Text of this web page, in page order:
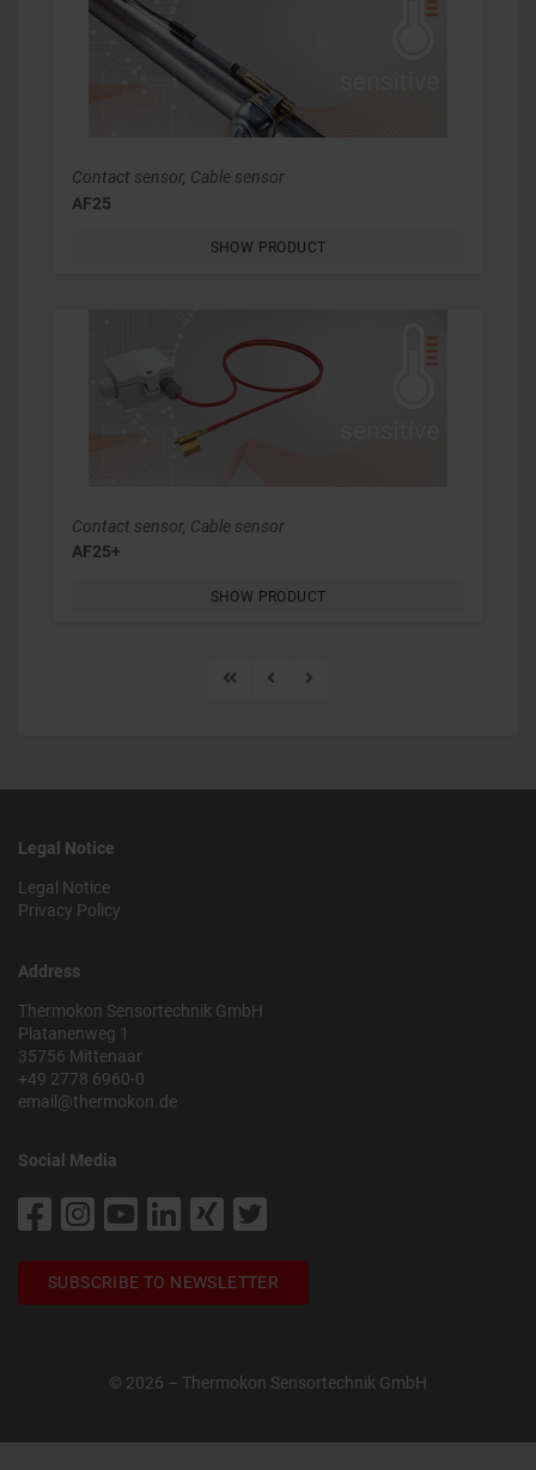
Contact sensor, Cable sensor
AF25
SHOW PRODUCT
Contact sensor, Cable sensor
AF25+
SHOW PRODUCT
Legal Notice
Legal Notice
Privacy Policy
Address
Thermokon Sensortechnik GmbH
Platanenweg 1
35756 Mittenaar
+49 2778 6960-0
email@thermokon.de
Social Media
SUBSCRIBE TO NEWSLETTER
© 2026 – Thermokon Sensortechnik GmbH